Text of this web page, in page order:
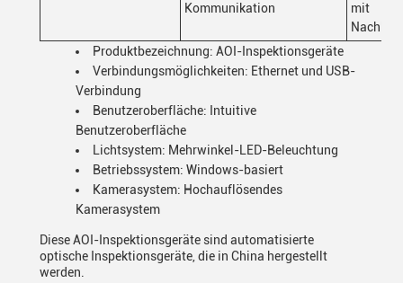
Kommunikation
mit
Produktbezeichnung: AOI-Inspektionsgeräte
Verbindungsmöglichkeiten: Ethernet und USB-
Verbindung
Benutzeroberfläche: Intuitive
Benutzeroberfläche
Lichtsystem: Mehrwinkel-LED-Beleuchtung
Betriebssystem: Windows-basiert
Kamerasystem: Hochauflösendes
Kamerasystem
Diese AOI-Inspektionsgeräte sind automatisierte
optische Inspektionsgeräte, die in China hergestellt
werden.